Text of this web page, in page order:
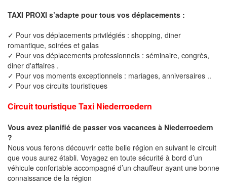
TAXI PROXI s’adapte pour tous vos déplacements :
✓ Pour vos déplacements privilégiés : shopping, diner
romantique, soirées et galas
✓ Pour vos déplacements professionnels : séminaire, congrès,
diner d'affaires .
✓ Pour vos moments exceptionnels : mariages, anniversaires ..
✓ Pour vos circuits touristiques
Circuit touristique Taxi Niederroedern
Vous avez planifié de passer vos vacances à Niederroedern
?
Nous vous ferons découvrir cette belle région en suivant le circuit
que vous aurez établi. Voyagez en toute sécurité à bord d’un
véhicule confortable accompagné d’un chauffeur ayant une bonne
connaissance de la région